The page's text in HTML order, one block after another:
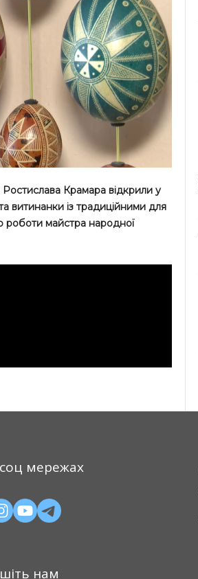
Крамара відкрили у
витинанки із традиційними для
роботи майстра народної
мережах
нам